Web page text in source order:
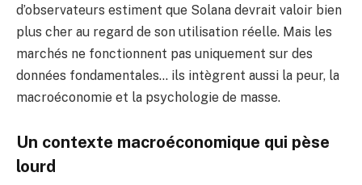
d’observateurs estiment que Solana devrait valoir bien
plus cher au regard de son utilisation réelle. Mais les
marchés ne fonctionnent pas uniquement sur des
données fondamentales… ils intègrent aussi la peur, la
macroéconomie et la psychologie de masse.
Un contexte macroéconomique qui pèse
lourd